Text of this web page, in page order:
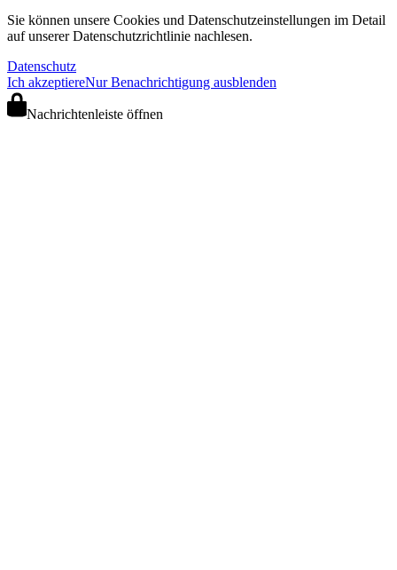
Sie können unsere Cookies und Datenschutzeinstellungen im Detail
auf unserer Datenschutzrichtlinie nachlesen.
Datenschutz
Ich akzeptiereNur Benachrichtigung ausblenden
Nachrichtenleiste öffnen